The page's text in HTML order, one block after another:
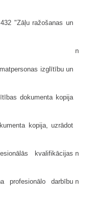
"Zāļu ražošanas un
n
izglītību un
dokumenta kopija
kopija, uzrādot
kvalifikācijas n
profesionālo darbību n